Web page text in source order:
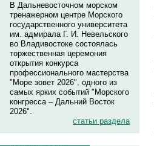
В Дальневосточном морском
тренажерном центре Морского
государственного университета
им. адмирала Г. И. Невельского
во Владивостоке состоялась
торжественная церемония
открытия конкурса
профессионального мастерства
"Море зовет 2026", одного из
самых ярких событий "Морского
конгресса – Дальний Восток
2026".
статьи раздела